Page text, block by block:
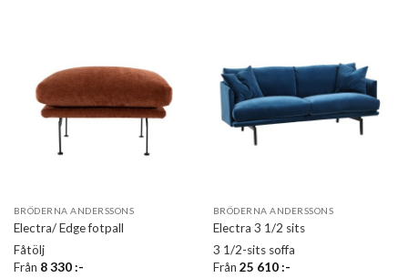
BRÖDERNA ANDERSSONS
Electra/ Edge fotpall
Fåtölj
Från 8 330:-
BRÖDERNA ANDERSSONS
Electra 3 1/2 sits
3 1/2-sits soffa
Från 25 610:-